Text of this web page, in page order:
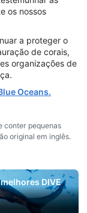
os nossos
a proteger o
de corais,
organizações de
Oceans.
conter pequenas
original em inglês.
DIVE